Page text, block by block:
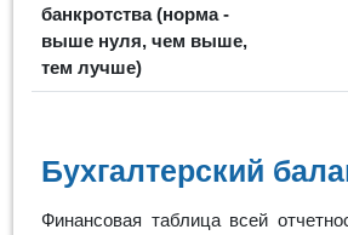
банкротства (норма -
выше нуля, чем выше,
тем лучше)
Бухгалтерский
Финансовая таблица всей